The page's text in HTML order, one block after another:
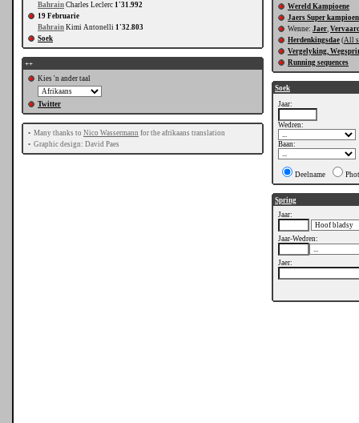
Bahrain Charles Leclerc 1'31.992
19 Februarie
Bahrain Kimi Antonelli 1'32.803
Soek
++
Kies 'n ander taal
Twitter
• Many thanks to Nico Wassermann for the afrikaans translation
• Graphic design: David Paes
Wereld Kampioene
Jaers Super
Wenne: Jaer,
Herdenkingsdae (All
Vergelyking,
Running sequences
Soek
Jaar:
Wedren:
Baan:
Deelname
Spring
Jaar:
Jaar-Wedren:
Jaer: